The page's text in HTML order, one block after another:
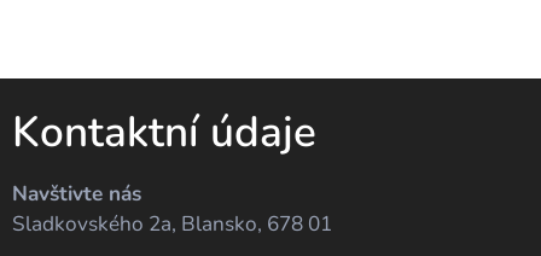
Kontaktní údaje
Navštivte nás
Sladkovského 2a, Blansko, 678 01